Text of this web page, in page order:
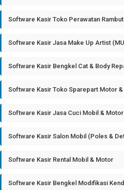
Software Kasir Toko Perawatan
Software Kasir Jasa Make Up Artist
Software Kasir Bengkel Cat & Body
Software Kasir Toko Sparepart Motor &
Software Kasir Jasa Cuci Mobil & Motor
Software Kasir Salon Mobil (Poles &
Software Kasir Rental Mobil & Motor
Software Kasir Bengkel Modifikasi